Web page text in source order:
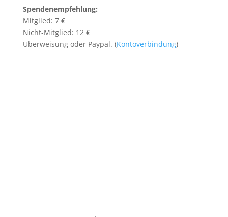
Spendenempfehlung:
Mitglied: 7 €
Nicht-Mitglied: 12 €
Überweisung oder Paypal. (Kontoverbindung)